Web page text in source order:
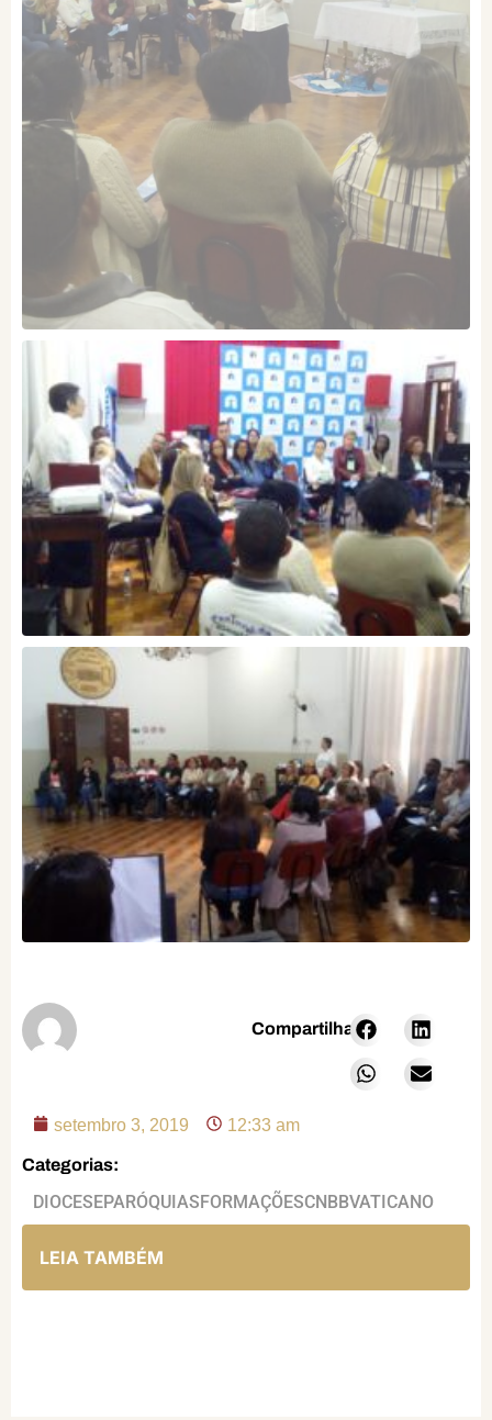
Compartilhar:
setembro 3, 2019 12:33 am
Categorias:
DIOCESEPARÓQUIASFORMAÇÕESCNBBVATICANO
LEIA TAMBÉM